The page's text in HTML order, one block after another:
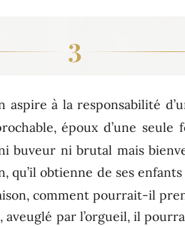
3
à la responsabilité
époux d’une seule
buveur ni brutal mais
obtienne de ses enfants
comment pourrait-il
par l’orgueil, il